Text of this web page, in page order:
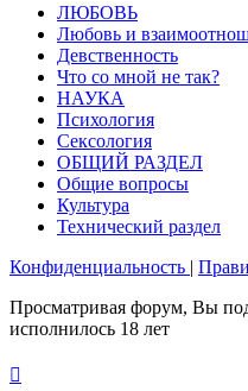
ЛЮБОВЬ
Любовь и
Девственность
Что со мной не так?
НАУКА
Психология
Сексология
ОБЩИЙ РАЗДЕЛ
Общие вопросы
Культура
Технический раздел
Конфиденциальность |
Просматривая форум, Вы
исполнилось 18 лет